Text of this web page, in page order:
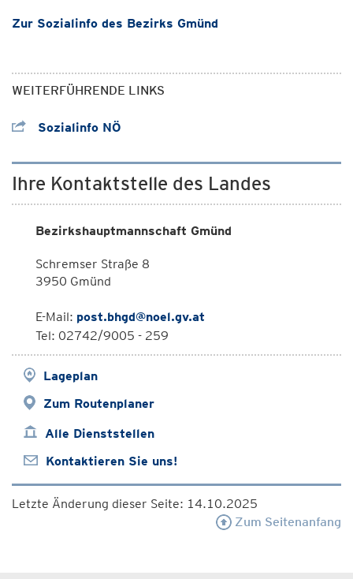
Zur Sozialinfo des Bezirks Gmünd
WEITERFÜHRENDE LINKS
Sozialinfo NÖ
Ihre Kontaktstelle des Landes
Bezirkshauptmannschaft Gmünd
Schremser Straße 8
3950 Gmünd
E-Mail: post.bhgd@noel.gv.at
Tel: 02742/9005 - 259
Lageplan
Zum Routenplaner
Alle Dienststellen
Kontaktieren Sie uns!
Letzte Änderung dieser Seite: 14.10.2025
Zum Seitenanfang